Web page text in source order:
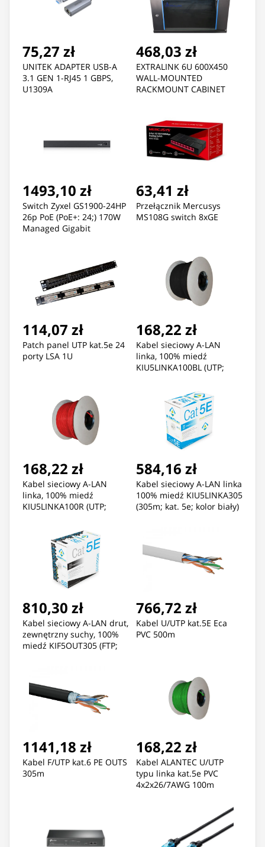
75,27 zł
UNITEK ADAPTER USB-A
3.1 GEN 1-RJ45 1 GBPS,
U1309A
468,03 zł
EXTRALINK 6U 600X450
WALL-MOUNTED
RACKMOUNT CABINET
1493,10 zł
Switch Zyxel GS1900-24HP
26p PoE (PoE+: 24;) 170W
Managed Gigabit
63,41 zł
Przełącznik Mercusys
MS108G switch 8xGE
114,07 zł
Patch panel UTP kat.5e 24
porty LSA 1U
168,22 zł
Kabel sieciowy A-LAN
linka, 100% miedź
KIU5LINKA100BL (UTP;
168,22 zł
Kabel sieciowy A-LAN
linka, 100% miedź
KIU5LINKA100R (UTP;
584,16 zł
Kabel sieciowy A-LAN linka
100% miedź KIU5LINKA305
(305m; kat. 5e; kolor biały)
810,30 zł
Kabel sieciowy A-LAN drut,
zewnętrzny suchy, 100%
miedź KIF5OUT305 (FTP;
766,72 zł
Kabel U/UTP kat.5E Eca
PVC 500m
1141,18 zł
Kabel F/UTP kat.6 PE OUTS
305m
168,22 zł
Kabel ALANTEC U/UTP
typu linka kat.5e PVC
4x2x26/7AWG 100m